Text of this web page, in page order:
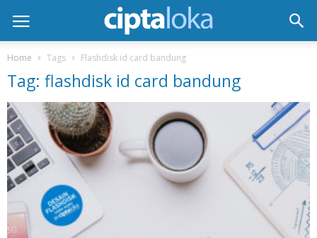
Home Tags Flashdisk id card bandung
Tag: flashdisk id card bandung